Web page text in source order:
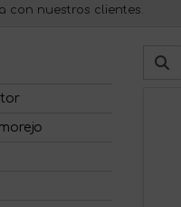
con nuestros clientes.